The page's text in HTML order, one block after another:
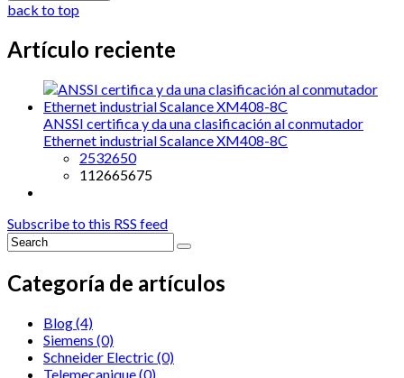
back to top
Artículo reciente
ANSSI certifica y da una clasificación al conmutador
Ethernet industrial Scalance XM408-8C
2532650
112665675
Subscribe to this RSS feed
Categoría de artículos
Blog(4)
Siemens (0)
Schneider Electric (0)
Telemecanique(0)